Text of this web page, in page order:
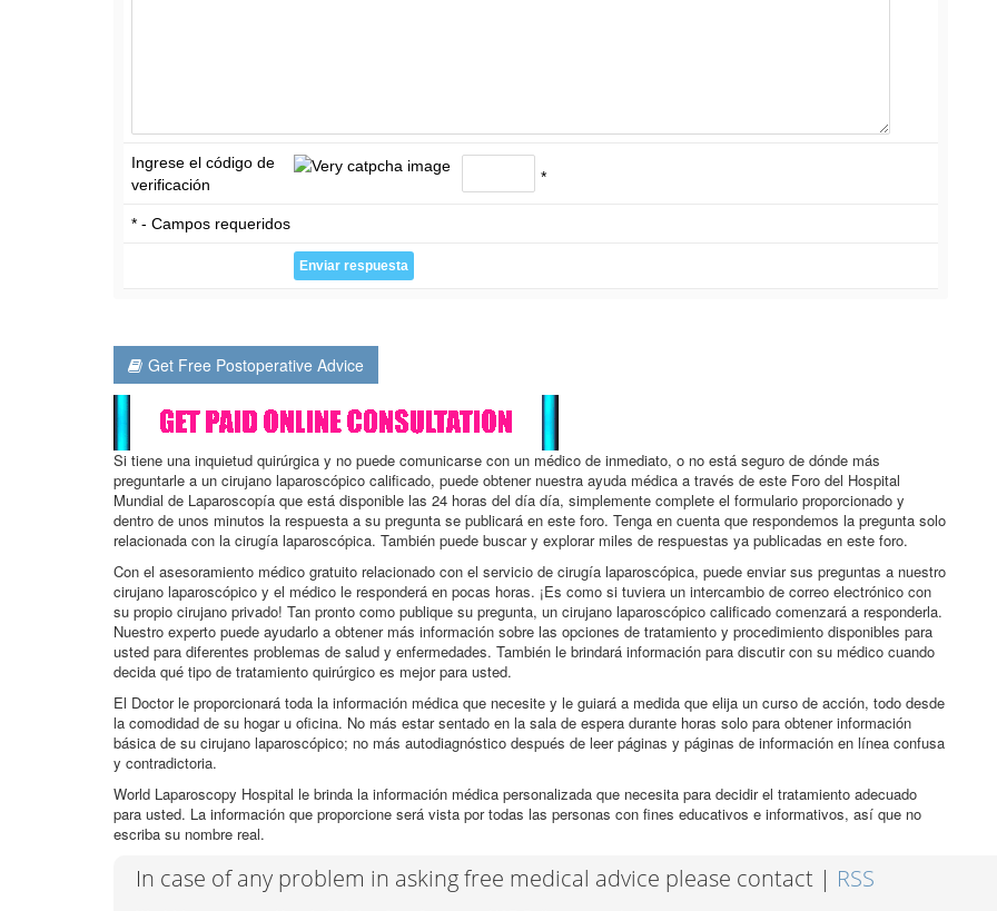
Ingrese el código de
verificación
*
* - Campos requeridos
Get Free Postoperative Advice
Si tiene una inquietud quirúrgica y no puede comunicarse con un médico de inmediato, o no está seguro de dónde más
preguntarle a un cirujano laparoscópico calificado, puede obtener nuestra ayuda médica a través de este Foro del Hospital
Mundial de Laparoscopía que está disponible las 24 horas del día día, simplemente complete el formulario proporcionado y
dentro de unos minutos la respuesta a su pregunta se publicará en este foro. Tenga en cuenta que respondemos la pregunta solo
relacionada con la cirugía laparoscópica. También puede buscar y explorar miles de respuestas ya publicadas en este foro.
Con el asesoramiento médico gratuito relacionado con el servicio de cirugía laparoscópica, puede enviar sus preguntas a nuestro
cirujano laparoscópico y el médico le responderá en pocas horas. ¡Es como si tuviera un intercambio de correo electrónico con
su propio cirujano privado! Tan pronto como publique su pregunta, un cirujano laparoscópico calificado comenzará a responderla.
Nuestro experto puede ayudarlo a obtener más información sobre las opciones de tratamiento y procedimiento disponibles para
usted para diferentes problemas de salud y enfermedades. También le brindará información para discutir con su médico cuando
decida qué tipo de tratamiento quirúrgico es mejor para usted.
El Doctor le proporcionará toda la información médica que necesite y le guiará a medida que elija un curso de acción, todo desde
la comodidad de su hogar u oficina. No más estar sentado en la sala de espera durante horas solo para obtener información
básica de su cirujano laparoscópico; no más autodiagnóstico después de leer páginas y páginas de información en línea confusa
y contradictoria.
World Laparoscopy Hospital le brinda la información médica personalizada que necesita para decidir el tratamiento adecuado
para usted. La información que proporcione será vista por todas las personas con fines educativos e informativos, así que no
escriba su nombre real.
In case of any problem in asking free medical advice please contact | RSS